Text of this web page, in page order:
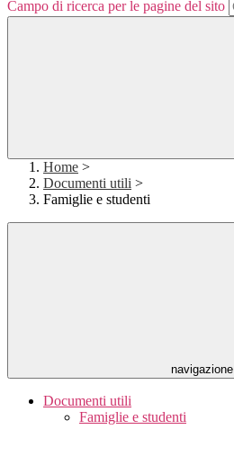
Campo di ricerca per le pagine del sito
Home >
Documenti utili >
Famiglie e studenti
navigazione
Documenti utili
Famiglie e studenti